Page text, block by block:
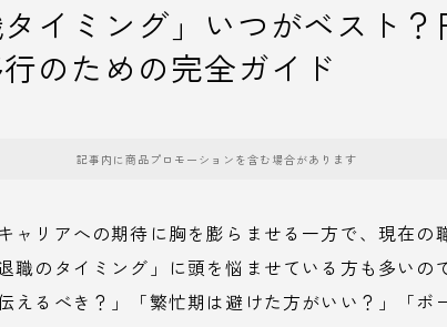
イミング」いつがベスト？
のための完全ガイド
記事内に商品プロモーションを含む場合があります
ャリアへの期待に胸を膨らませる一方で、現在の
職のタイミング」に頭を悩ませている方も多いの
えるべき？」「繁忙期は避けた方がいい？」「ボ